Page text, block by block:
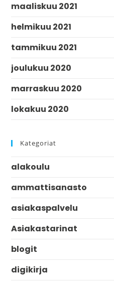
maaliskuu 2021
helmikuu 2021
tammikuu 2021
joulukuu 2020
marraskuu 2020
lokakuu 2020
Kategoriat
alakoulu
ammattisanasto
asiakaspalvelu
Asiakastarinat
blogit
digikirja